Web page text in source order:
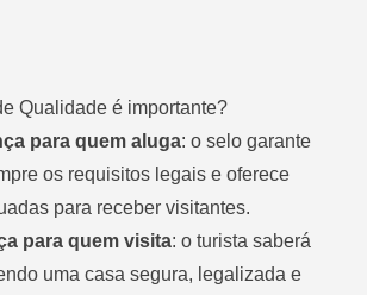
Qualidade é importante?
para quem aluga: o selo garante
os requisitos legais e oferece
para receber visitantes.
para quem visita: o turista saberá
uma casa segura, legalizada e